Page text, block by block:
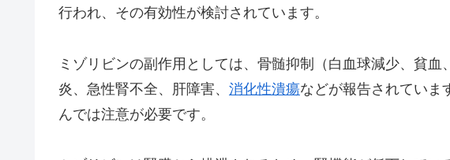
行われ、その有効性が検討されています。
ミゾリビンの副作用としては、骨髄抑制（白血球減少、貧
炎、急性腎不全、肝障害、 消化性潰瘍などが報告されていま
んでは注意が必要です。